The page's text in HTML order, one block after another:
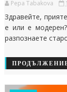
Pepa Tabakova
Здравейте,
е или е
разпознаете